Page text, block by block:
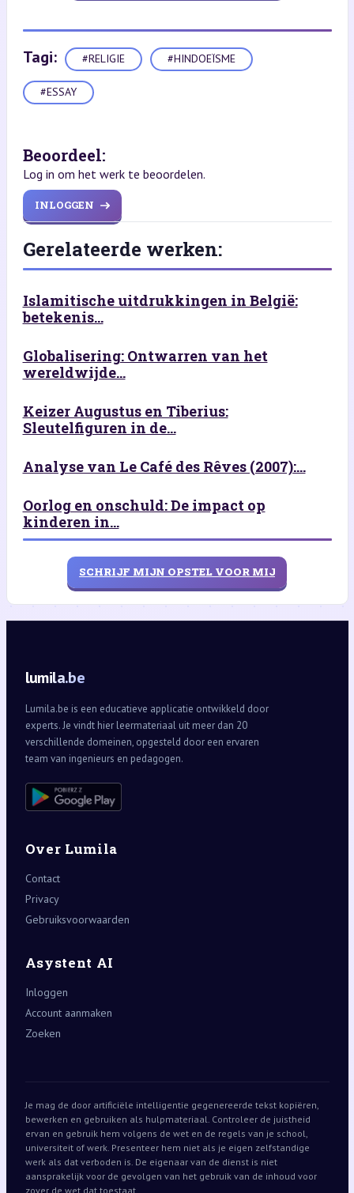
Tagi: #RELIGIE #HINDOEÏSME
#ESSAY
Beoordeel:
Log in om het werk te beoordelen.
INLOGGEN
Gerelateerde werken:
Islamitische uitdrukkingen in België:
betekenis...
Globalisering: Ontwarren van het
wereldwijde...
Keizer Augustus en Tiberius:
Sleutelfiguren in de...
Analyse van Le Café des Rêves (2007):...
Oorlog en onschuld: De impact op
kinderen in...
SCHRIJF MIJN OPSTEL VOOR MIJ
lumila.be
Lumila.be is een educatieve applicatie ontwikkeld door
experts. Je vindt hier leermateriaal uit meer dan 20
verschillende domeinen, opgesteld door een ervaren
team van ingenieurs en pedagogen.
Over Lumila
Contact
Privacy
Gebruiksvoorwaarden
Asystent AI
Inloggen
Account aanmaken
Zoeken
Je mag de door artificiële intelligentie gegenereerde tekst kopiëren,
bewerken en gebruiken als hulpmateriaal. Controleer de juistheid
ervan en gebruik hem volgens de wet en de regels van je school,
universiteit of werk. Presenteer hem niet als je eigen zelfstandige
werk als dat verboden is. De eigenaar van de dienst is niet
aansprakelijk voor de gevolgen van het gebruik van de inhoud voor
zover de wet dat toestaat.